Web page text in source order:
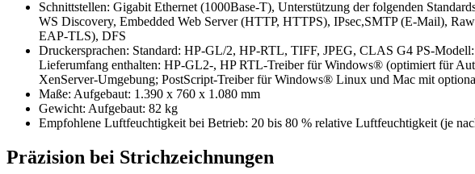
Schnittstellen: Gigabit Ethernet (1000Base-T), Unterstützung der folgenden
WS Discovery, Embedded Web Server (HTTP, HTTPS), IPsec,SMTP (E-Mail),
EAP-TLS), DFS
Druckersprachen: Standard: HP-GL/2, HP-RTL, TIFF, JPEG, CLAS G4 PS-
Lieferumfang enthalten: HP-GL2-, HP RTL-Treiber für Windows® (optimiert für
XenServer-Umgebung; PostScript-Treiber für Windows® Linux und Mac mit
Maße: Aufgebaut: 1.390 x 760 x 1.080 mm
Gewicht: Aufgebaut: 82 kg
Empfohlene Luftfeuchtigkeit bei Betrieb: 20 bis 80 % relative Luftfeuchtigkeit (je
Präzision bei Strichzeichnungen